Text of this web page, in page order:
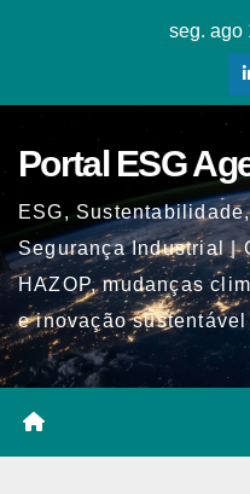
seg. ago
Portal ESG
ESG,
Segurança Industrial |
HAZOP, mudanças
e inovação sustentável